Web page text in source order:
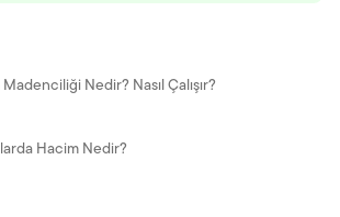
Nedir? Nasıl Çalışır?
Hacim Nedir?